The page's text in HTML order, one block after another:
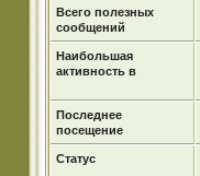
Всего полезных
сообщений
Наибольшая
активность в
Последнее
посещение
Статус